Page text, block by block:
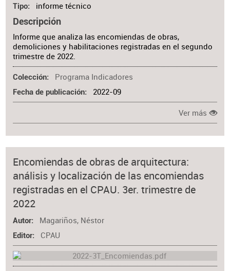
Tipo informe técnico
Descripción
Informe que analiza las encomiendas de obras,
demoliciones y habilitaciones registradas en el segundo
trimestre de 2022.
Colección Programa Indicadores
Fecha de publicación 2022-09
Ver más
Encomiendas de obras de arquitectura:
análisis y localización de las encomiendas
registradas en el CPAU. 3er. trimestre de
2022
Autor Magariños, Néstor
Editor CPAU